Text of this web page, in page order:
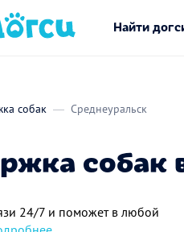
Найти
собак Среднеуральск
собак
24/7 и поможет в любой